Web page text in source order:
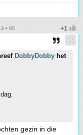
• 95
DobbyDobby het
gezin in die